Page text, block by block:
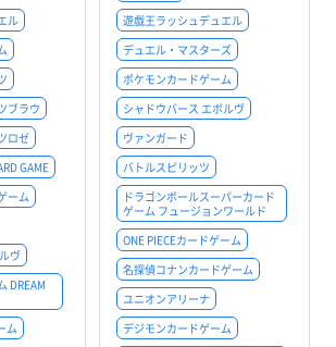
ル
ブラウ
ロゼ
GAME
ーム
ヴ
DREAM
ム
遊戯王ラッシュデュエル
デュエル・マスターズ
ポケモンカードゲーム
シャドウバース エボルヴ
ヴァンガード
バトルスピリッツ
ドラゴンボールスーパーカード
ゲーム フュージョンワールド
ONE PIECEカードゲーム
名探偵コナンカードゲーム
ユニオンアリーナ
デジモンカードゲーム